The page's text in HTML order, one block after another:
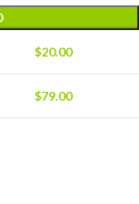
$20.00
$79.00